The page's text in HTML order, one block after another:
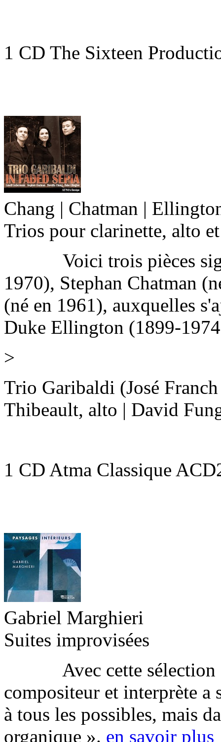
1 CD The Sixteen
Chang | Chatman |
Trios pour clarinette, alto
Voici trois pièces
1970), Stephan Chatman
(né en 1961), auxquelles
Duke Ellington (1899-
>
Trio Garibaldi (José
Thibeault, alto | David
1 CD Atma Classique
Gabriel Marghieri
Suites improvisées
Avec cette sélection
compositeur et interprète a
à tous les possibles, mais
organique ». en savoir plus